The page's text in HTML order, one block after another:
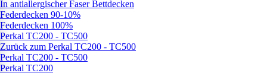
In antiallergischer Faser Bettdecken
Federdecken 90-10%
Federdecken 100%
Perkal TC200 - TC500
Zurück zum Perkal TC200 - TC500
Perkal TC200 - TC500
Perkal TC200